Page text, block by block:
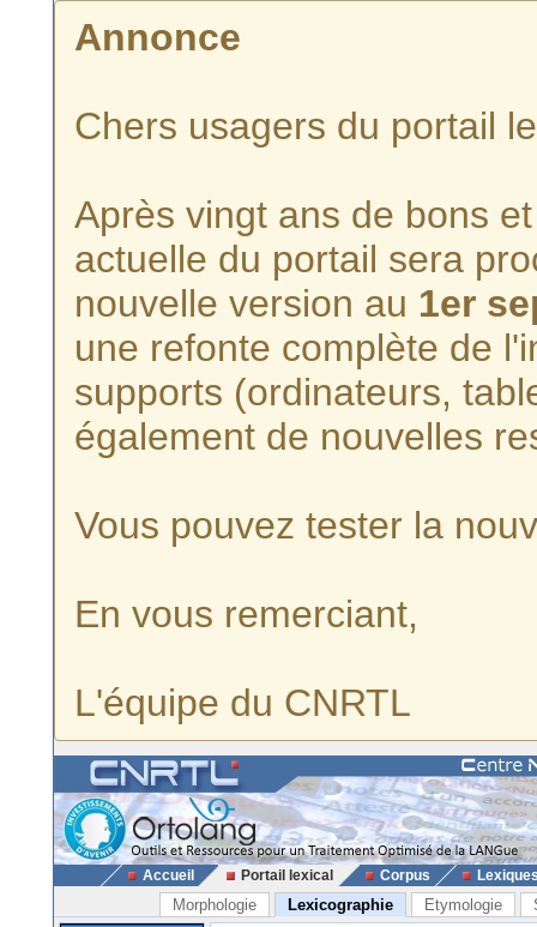
Annonce
Chers usagers du portail
Après vingt ans de bons
actuelle du portail sera
nouvelle version au 1er
une refonte complète de
supports (ordinateurs,
également de nouvelles
Vous pouvez tester la
En vous remerciant,
L'équipe du CNRTL
Accueil Portail lexical Corpus
Morphologie Lexicographie Etymologie